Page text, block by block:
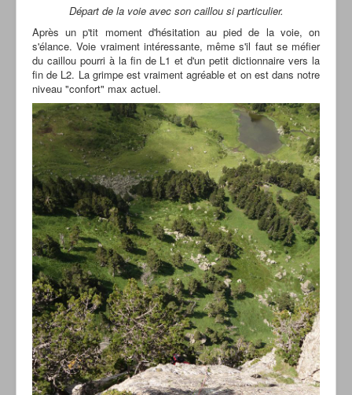
Départ de la voie avec son caillou si particulier.
Après un p'tit moment d'hésitation au pied de la voie, on
s'élance. Voie vraiment intéressante, même s'il faut se méfier
du caillou pourri à la fin de L1 et d'un petit dictionnaire vers la
fin de L2. La grimpe est vraiment agréable et on est dans notre
niveau "confort" max actuel.